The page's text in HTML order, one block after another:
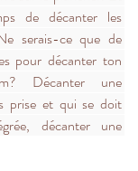
de décanter les
serais-ce que de
pour décanter ton
Décanter une
prise et qui se doit
décanter une